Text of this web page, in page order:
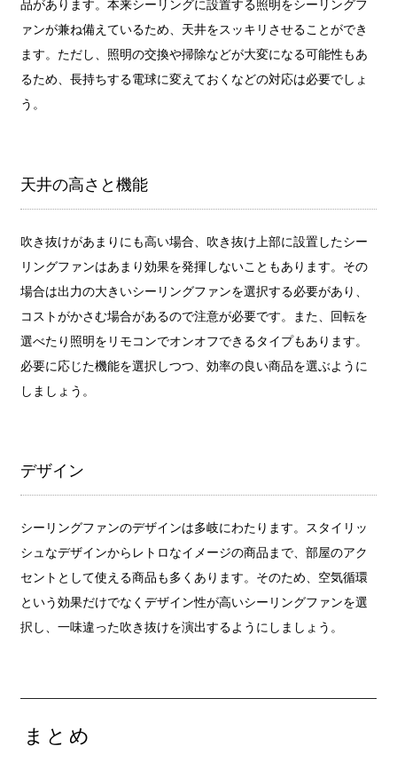
品があります。本来シーリングに設置する照明をシーリングフ
ァンが兼ね備えているため、天井をスッキリさせることができ
ます。ただし、照明の交換や掃除などが大変になる可能性もあ
るため、長持ちする電球に変えておくなどの対応は必要でしょ
う。
天井の高さと機能
吹き抜けがあまりにも高い場合、吹き抜け上部に設置したシー
リングファンはあまり効果を発揮しないこともあります。その
場合は出力の大きいシーリングファンを選択する必要があり、
コストがかさむ場合があるので注意が必要です。また、回転を
選べたり照明をリモコンでオンオフできるタイプもあります。
必要に応じた機能を選択しつつ、効率の良い商品を選ぶように
しましょう。
デザイン
シーリングファンのデザインは多岐にわたります。スタイリッ
シュなデザインからレトロなイメージの商品まで、部屋のアク
セントとして使える商品も多くあります。そのため、空気循環
という効果だけでなくデザイン性が高いシーリングファンを選
択し、一味違った吹き抜けを演出するようにしましょう。
まとめ